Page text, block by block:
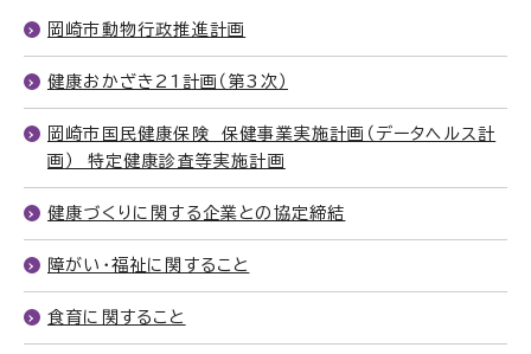
岡崎市動物行政推進計画
健康おかざき21計画（第3次）
岡崎市国民健康保険 保健事業実施計画（データヘルス計
画） 特定健康診査等実施計画
健康づくりに関する企業との協定締結
障がい・福祉に関すること
食育に関すること